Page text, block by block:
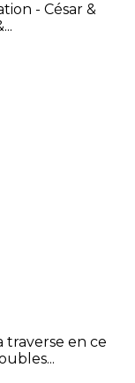
- César &
traverse en ce